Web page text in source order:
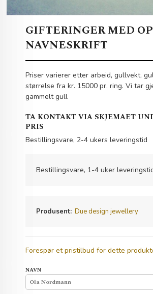
GIFTERINGER MED
NAVNESKRIFT
Priser varierer etter arbeid, gullvekt,
størrelse fra kr. 15000 pr. ring. Vi tar
gammelt gull
TA KONTAKT VIA SKJEMAET
PRIS
Bestillingsvare, 2-4 ukers leveringstid
Bestillingsvare, 1-4 uker
Produsent: Due design jewellery
Forespør et pristilbud for dette
NAVN